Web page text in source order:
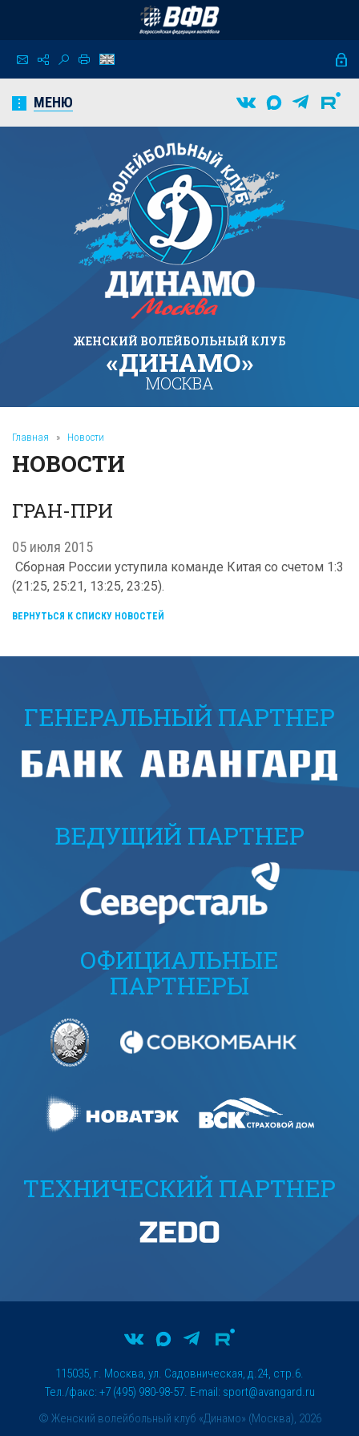
МЕНЮ
ЖЕНСКИЙ ВОЛЕЙБОЛЬНЫЙ КЛУБ
«ДИНАМО»
МОСКВА
Главная » Новости
НОВОСТИ
ГРАН-ПРИ
05 июля 2015
Сборная России уступила команде Китая со счетом 1:3
(21:25, 25:21, 13:25, 23:25).
ВЕРНУТЬСЯ К СПИСКУ НОВОСТЕЙ
ГЕНЕРАЛЬНЫЙ ПАРТНЕР
ВЕДУЩИЙ ПАРТНЕР
ОФИЦИАЛЬНЫЕ
ПАРТНЕРЫ
ТЕХНИЧЕСКИЙ ПАРТНЕР
© Женский волейбольный клуб «Динамо» (Москва), 2026
115035, г. Москва, ул. Садовническая, д.24, стр.6.
Тел./факс: +7 (495) 980-98-57. E-mail: sport@avangard.ru